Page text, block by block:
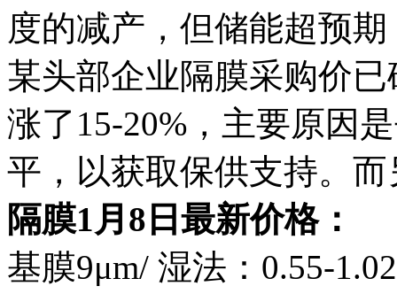
度的减产，但储能超预
某头部企业隔膜采购价
涨了15-20%，主要原因
平，以获取保供支持。
隔膜1月8日最新价格：
基膜9μm/ 湿法：0.55-